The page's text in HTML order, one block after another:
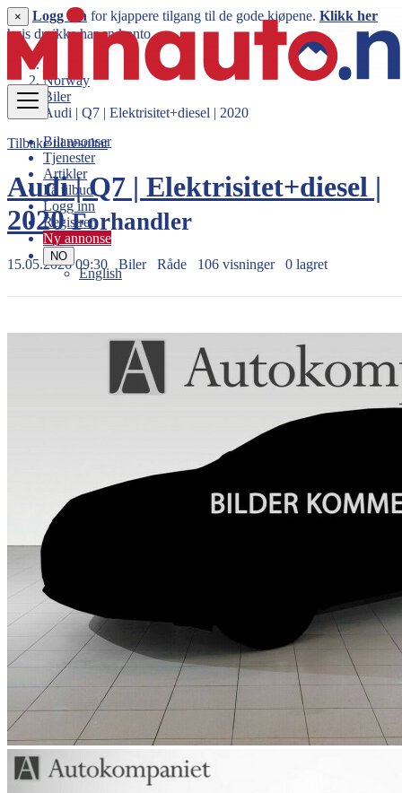
Bilannonser
Tjenester
Artikler
Få tilbud
Logg inn
Registrer
Ny annonse
NO
English
× Logg inn for kjappere tilgang til de gode kjøpene. Klikk her
hvis du ikke har en konto.
Norway
Biler
Audi | Q7 | Elektrisitet+diesel | 2020
Tilbake til resultat
Audi | Q7 | Elektrisitet+diesel |
2020Forhandler
15.05.2026 09:30 Biler Råde 106 visninger 0 lagret